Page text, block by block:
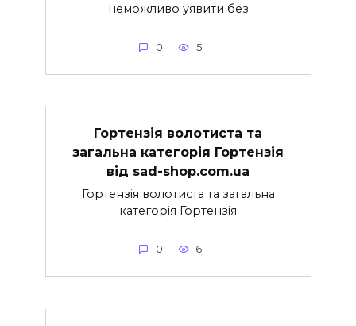
неможливо уявити без
0 5
Гортензія волотиста та
загальна категорія Гортензія
від sad-shop.com.ua
Гортензія волотиста та загальна
категорія Гортензія
0 6